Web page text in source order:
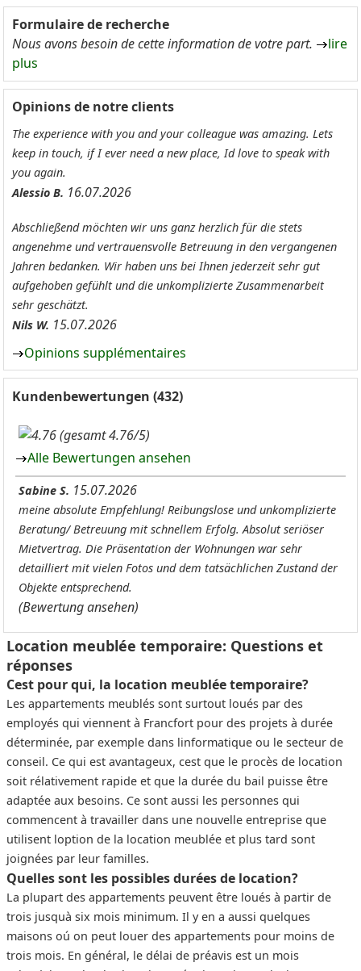
Formulaire de recherche
Nous avons besoin de cette information de votre part.
lire
plus
Opinions de notre clients
The experience with you and your colleague was amazing. Lets
keep in touch, if I ever need a new place, Id love to speak with
you again.
Alessio B. 16.07.2026
Abschließend möchten wir uns ganz herzlich für die stets
angenehme und vertrauensvolle Betreuung in den vergangenen
Jahren bedanken. Wir haben uns bei Ihnen jederzeit sehr gut
aufgehoben gefühlt und die unkomplizierte Zusammenarbeit
sehr geschätzt.
Nils W. 15.07.2026
Opinions supplémentaires
Kundenbewertungen (432)
(gesamt 4.76/5)
Alle Bewertungen ansehen
Sabine S. 15.07.2026
meine absolute Empfehlung! Reibungslose und unkomplizierte
Beratung/ Betreuung mit schnellem Erfolg. Absolut seriöser
Mietvertrag. Die Präsentation der Wohnungen war sehr
detailliert mit vielen Fotos und dem tatsächlichen Zustand der
Objekte entsprechend.
(Bewertung ansehen)
Location meublée temporaire: Questions et
réponses
Cest pour qui, la location meublée temporaire?
Les appartements meublés sont surtout loués par des
employés qui viennent à Francfort pour des projets à durée
déterminée, par exemple dans linformatique ou le secteur de
conseil. Ce qui est avantageux, cest que le procès de location
soit rélativement rapide et que la durée du bail puisse être
adaptée aux besoins. Ce sont aussi les personnes qui
commencent à travailler dans une nouvelle entreprise que
utilisent loption de la location meublée et plus tard sont
joignées par leur familles.
Quelles sont les possibles durées de location?
La plupart des appartements peuvent être loués à partir de
trois jusquà six mois minimum. Il y en a aussi quelques
maisons oú on peut louer des appartements pour moins de
trois mois. En général, le délai de préavis est un mois